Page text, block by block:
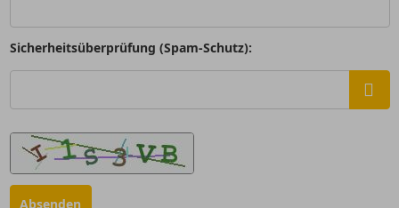
Sicherheitsüberprüfung (Spam-Schutz):